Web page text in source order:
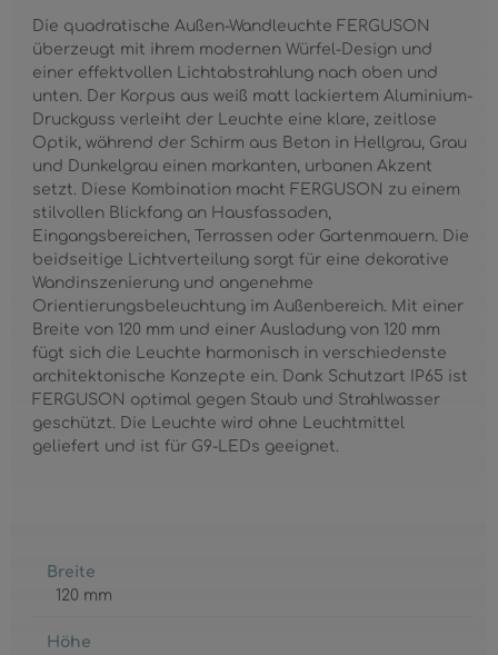
Die quadratische Außen-Wandleuchte FERGUSON
überzeugt mit ihrem modernen Würfel-Design und
einer effektvollen Lichtabstrahlung nach oben und
unten. Der Korpus aus weiß matt lackiertem Aluminium-
Druckguss verleiht der Leuchte eine klare, zeitlose
Optik, während der Schirm aus Beton in Hellgrau, Grau
und Dunkelgrau einen markanten, urbanen Akzent
setzt. Diese Kombination macht FERGUSON zu einem
stilvollen Blickfang an Hausfassaden,
Eingangsbereichen, Terrassen oder Gartenmauern. Die
beidseitige Lichtverteilung sorgt für eine dekorative
Wandinszenierung und angenehme
Orientierungsbeleuchtung im Außenbereich. Mit einer
Breite von 120 mm und einer Ausladung von 120 mm
fügt sich die Leuchte harmonisch in verschiedenste
architektonische Konzepte ein. Dank Schutzart IP65 ist
FERGUSON optimal gegen Staub und Strahlwasser
geschützt. Die Leuchte wird ohne Leuchtmittel
geliefert und ist für G9-LEDs geeignet.
Breite
120 mm
Höhe